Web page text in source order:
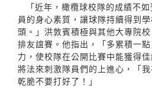
「近年，橄欖球校隊的成績不
員的身心素質，讓球隊持續得到
頭。」洪敦賓積極與其他大專院
排友誼賽。他指出，「多累積一
力，使校隊在公開比賽中能獲得
將法來刺激隊員們的上進心，「
乾脆不要打好了！」